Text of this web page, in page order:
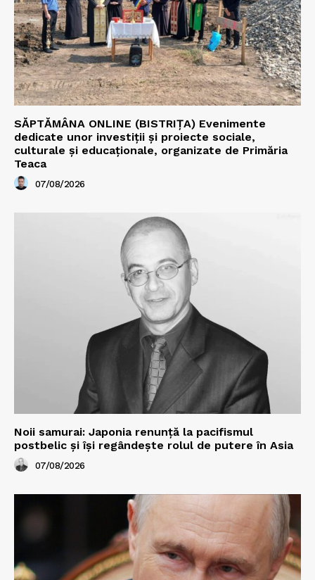
SĂPTĂMÂNA ONLINE (BISTRIȚA) Evenimente
dedicate unor investiții și proiecte sociale,
culturale și educaționale, organizate de Primăria
Teaca
07/08/2026
Noii samurai: Japonia renunță la pacifismul
postbelic și își regândește rolul de putere în Asia
07/08/2026